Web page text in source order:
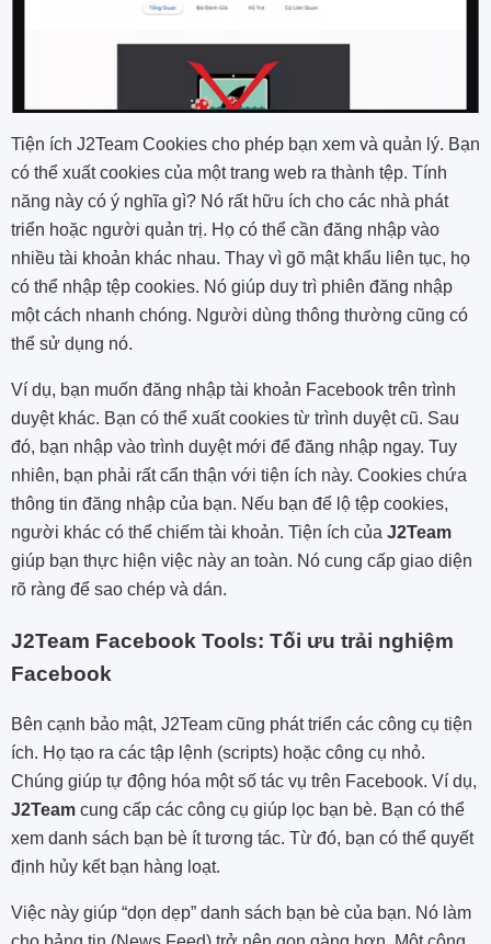
Tiện ích J2Team Cookies cho phép bạn xem và quản lý. Bạn
có thể xuất cookies của một trang web ra thành tệp. Tính
năng này có ý nghĩa gì? Nó rất hữu ích cho các nhà phát
triển hoặc người quản trị. Họ có thể cần đăng nhập vào
nhiều tài khoản khác nhau. Thay vì gõ mật khẩu liên tục, họ
có thể nhập tệp cookies. Nó giúp duy trì phiên đăng nhập
một cách nhanh chóng. Người dùng thông thường cũng có
thể sử dụng nó.
Ví dụ, bạn muốn đăng nhập tài khoản Facebook trên trình
duyệt khác. Bạn có thể xuất cookies từ trình duyệt cũ. Sau
đó, bạn nhập vào trình duyệt mới để đăng nhập ngay. Tuy
nhiên, bạn phải rất cẩn thận với tiện ích này. Cookies chứa
thông tin đăng nhập của bạn. Nếu bạn để lộ tệp cookies,
người khác có thể chiếm tài khoản. Tiện ích của J2Team
giúp bạn thực hiện việc này an toàn. Nó cung cấp giao diện
rõ ràng để sao chép và dán.
J2Team Facebook Tools: Tối ưu trải nghiệm
Facebook
Bên cạnh bảo mật, J2Team cũng phát triển các công cụ tiện
ích. Họ tạo ra các tập lệnh (scripts) hoặc công cụ nhỏ.
Chúng giúp tự động hóa một số tác vụ trên Facebook. Ví dụ,
J2Team cung cấp các công cụ giúp lọc bạn bè. Bạn có thể
xem danh sách bạn bè ít tương tác. Từ đó, bạn có thể quyết
định hủy kết bạn hàng loạt.
Việc này giúp “dọn dẹp” danh sách bạn bè của bạn. Nó làm